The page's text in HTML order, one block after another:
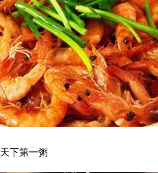
天下第一粥